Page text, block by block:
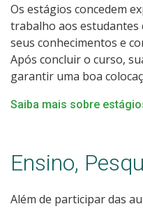
Os estágios concedem
trabalho aos estudantes
seus conhecimentos e
Após concluir o curso,
garantir uma boa
Saiba mais sobre
Ensino,
Além de participar das